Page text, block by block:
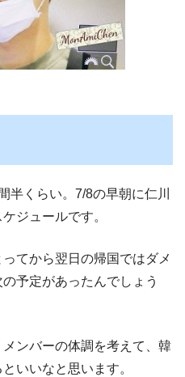
半くらい。7/8の早朝に仁川
ジュールです。
てから翌日の帰国ではダメ
予定があったんでしょう
ンバーの体調を考えて、韓
いいなと思います。